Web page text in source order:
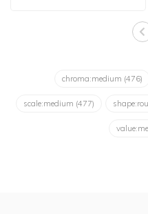
chroma:medium (476)
scale:medium (477)